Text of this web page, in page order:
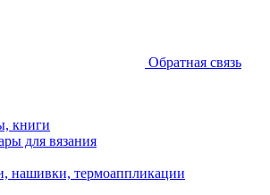
Обратная связь
книги
для вязания
нашивки, термоаппликации